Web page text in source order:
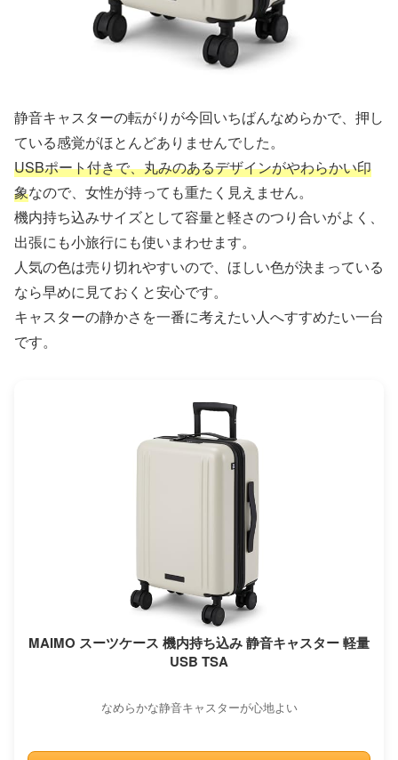
静音キャスターの転がりが今回いちばんなめらかで、押し
ている感覚がほとんどありませんでした。
USBポート付きで、丸みのあるデザインがやわらかい印
象なので、女性が持っても重たく見えません。
機内持ち込みサイズとして容量と軽さのつり合いがよく、
出張にも小旅行にも使いまわせます。
人気の色は売り切れやすいので、ほしい色が決まっている
なら早めに見ておくと安心です。
キャスターの静かさを一番に考えたい人へすすめたい一台
です。
MAIMO スーツケース 機内持ち込み 静音キャスター 軽量
USB TSA
なめらかな静音キャスターが心地よい